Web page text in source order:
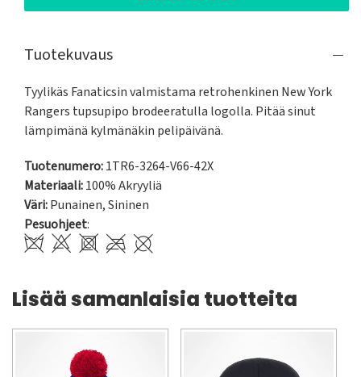
Tuotekuvaus
Tyylikäs Fanaticsin valmistama retrohenkinen New York
Rangers tupsupipo brodeeratulla logolla. Pitää sinut
lämpimänä kylmänäkin pelipäivänä.
Tuotenumero:1TR6-3264-V66-42X
Materiaali:100% Akryyliä
Väri:Punainen,Sininen
Pesuohjeet:
Lisää samanlaisia tuotteita